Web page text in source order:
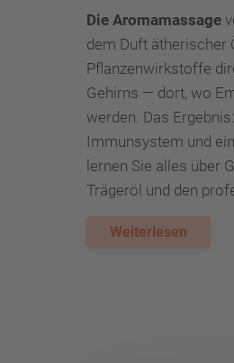
Die Aromamassage
dem Duft ätherischer
Pflanzenwirkstoffe
Gehirns — dort, wo
werden. Das
Immunsystem und
lernen Sie alles über
Trägeröl und den
Weiterlesen